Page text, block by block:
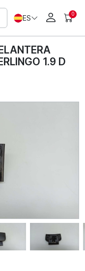
ES 0
1.9 D